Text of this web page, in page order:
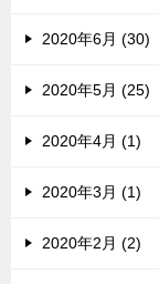
2020年6月 (30)
2020年5月 (25)
2020年4月 (1)
2020年3月 (1)
2020年2月 (2)